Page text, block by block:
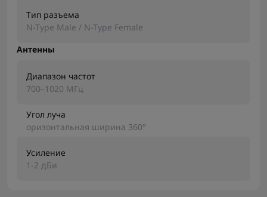
Тип разъема
N-Type Male / N-Type Female
Антенны
Диапазон частот
700–1020 МГц
Угол луча
оризонтальная ширина 360°
Усиление
1-2 дБи